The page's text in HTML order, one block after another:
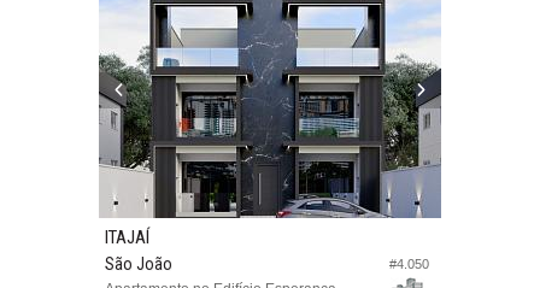
#4.050
ITAJAÍ
São João